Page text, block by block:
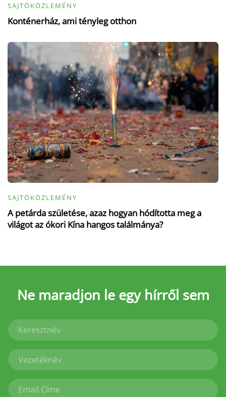
SAJTÓKÖZLEMÉNY
Konténerház, ami tényleg otthon
SAJTÓKÖZLEMÉNY
A petárda születése, azaz hogyan hódította meg a
világot az ókori Kína hangos találmánya?
Ne maradjon le egy hírről sem